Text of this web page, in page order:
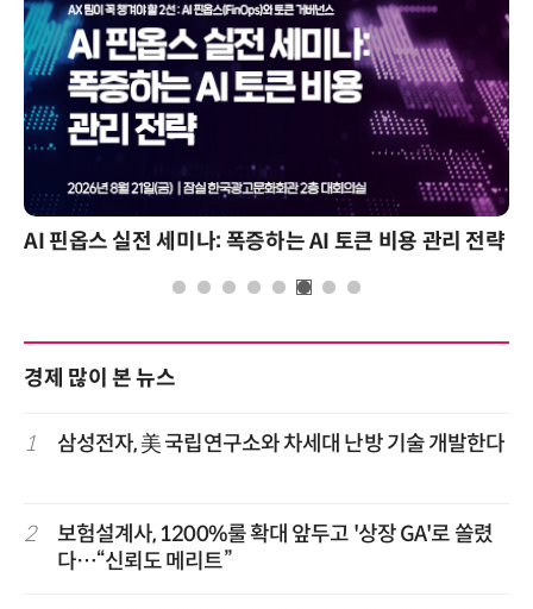
AI 핀옵스 실전 세미나: 폭증하는 AI 토큰 비용 관리 전략
경제 많이 본 뉴스
1 삼성전자, 美 국립연구소와 차세대 난방 기술 개발한다
2
보험설계사, 1200%룰 확대 앞두고 '상장 GA'로 쏠렸
다…“신뢰도 메리트”